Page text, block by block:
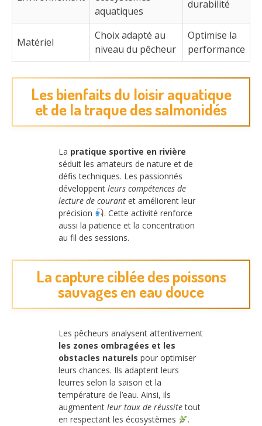
aquatiques
durabilité
Matériel
Choix adapté au
niveau du pêcheur
Optimise la
performance
Les bienfaits du loisir aquatique
et de la traque des salmonidés
La pratique sportive en rivière
séduit les amateurs de nature et de
défis techniques. Les passionnés
développent leurs compétences de
lecture de courant et améliorent leur
précision
. Cette activité renforce
aussi la patience et la concentration
au fil des sessions.
La capture ciblée des poissons
sauvages en eau douce
Les pêcheurs analysent attentivement
les zones ombragées et les
obstacles naturels pour optimiser
leurs chances. Ils adaptent leurs
leurres selon la saison et la
température de l’eau. Ainsi, ils
augmentent leur taux de réussitetout
en respectant les écosystèmes
.